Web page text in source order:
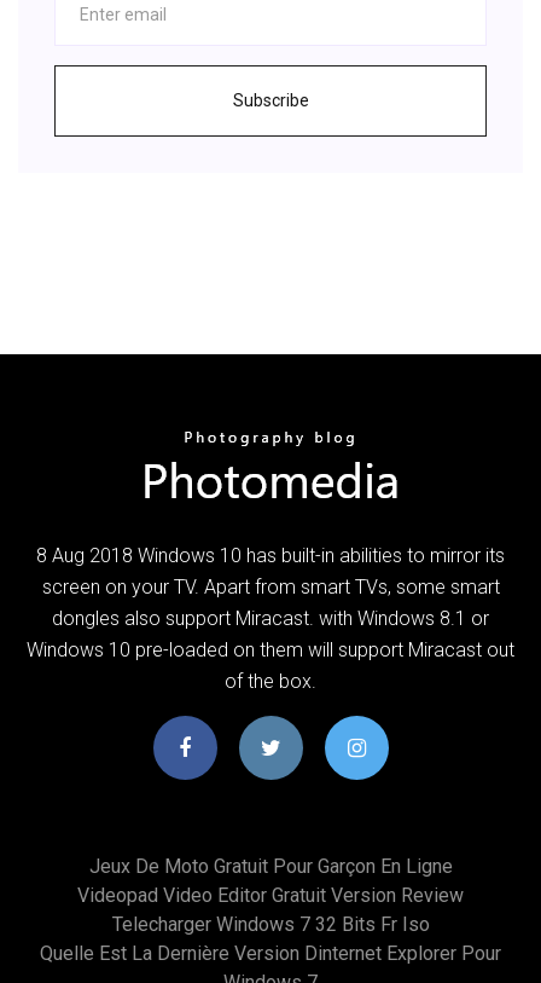
Subscribe
8 Aug 2018 Windows 10 has built-in abilities to mirror its
screen on your TV. Apart from smart TVs, some smart
dongles also support Miracast. with Windows 8.1 or
Windows 10 pre-loaded on them will support Miracast out
of the box.
Jeux De Moto Gratuit Pour Garçon En Ligne
Videopad Video Editor Gratuit Version Review
Telecharger Windows 7 32 Bits Fr Iso
Quelle Est La Dernière Version Dinternet Explorer Pour